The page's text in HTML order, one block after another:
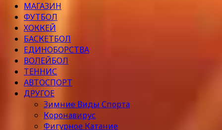
МАГАЗИН
ФУТБОЛ
ХОККЕЙ
БАСКЕТБОЛ
ЕДИНОБОРСТВА
ВОЛЕЙБОЛ
ТЕННИС
АВТОСПОРТ
ДРУГОЕ
Зимние Виды Спорта
Коронавирус
Фигурное Катание